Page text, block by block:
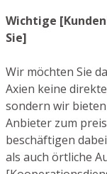
Wichtige
Sie]
Wir möchten Sie
Axien keine
sondern wir
Anbieter zum
beschäftigen
als auch örtliche